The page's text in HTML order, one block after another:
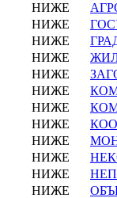
НИЖЕ
НИЖЕ
НИЖЕ
НИЖЕ
НИЖЕ
НИЖЕ
НИЖЕ
НИЖЕ
НИЖЕ
НИЖЕ
НИЖЕ
НИЖЕ